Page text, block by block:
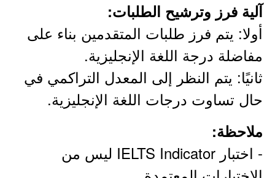
آلية فرز وترشيح الطلبات:
أولا: يتم فرز طلبات المتقدمين بناء على
مفاضلة درجة اللغة الإنجليزية.
ثانيًا: يتم النظر إلى المعدل التراكمي في
حال تساوت درجات اللغة الإنجليزية.
ملاحظة:
- اختبار IELTS Indicator ليس من